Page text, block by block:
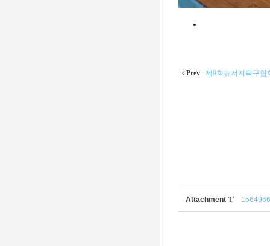
Prev 제9회뉴저지탁구협
Attachment '1'